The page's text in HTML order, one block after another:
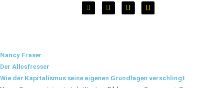
L
i
F
a
X
-
Y
o
Nancy Fraser
Der Allesfresser
Wie der Kapitalismus seine eigenen Grundlagen verschlingt